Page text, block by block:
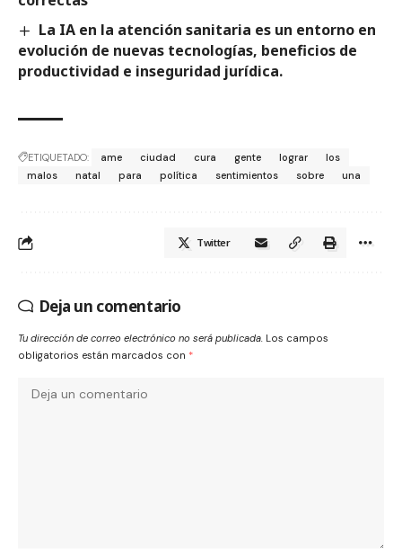
La IA en la atención sanitaria es un entorno en
evolución de nuevas tecnologías, beneficios de
productividad e inseguridad jurídica.
ETIQUETADO: ame ciudad cura gente lograr
los
malos
natal para política sentimientos sobre una
Twitter
Deja un comentario
Tu dirección de correo electrónico no será publicada. Los campos
obligatorios están marcados con *